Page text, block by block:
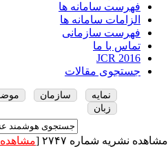
فهرست سامانه ها
الزامات سامانه ها
فهرست سازمانی
تماس با ما
JCR 2016
جستجوی مقالات
نمایه سازمان
زبان
مشاهده نشریه شماره ۲۷۴۷ [